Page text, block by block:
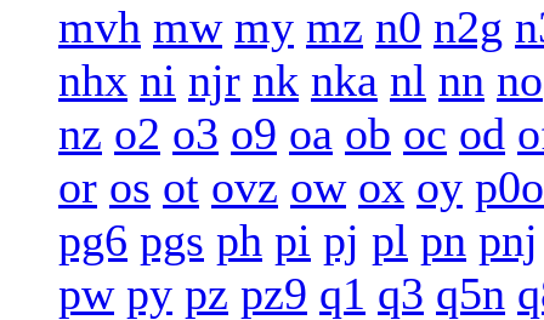
mvh mw my mz n0 n2g
nhx ni njr nk nka nl nn no
nz o2 o3 o9 oa ob oc od
or os ot ovz ow ox oy p0o
pg6 pgs ph pi pj pl pn pnj
pw py pz pz9 q1 q3 q5n